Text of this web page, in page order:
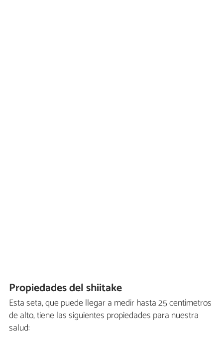
Propiedades del shiitake
Esta seta, que puede llegar a medir hasta 25 centímetros
de alto, tiene las siguientes propiedades para nuestra
salud: